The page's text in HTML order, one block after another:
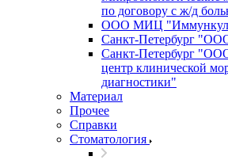
по договору с ж/д
ООО МИЦ
Санкт-Петербург
Санкт-Петербург
центр клинической
диагностики"
Материал
Прочее
Справки
Стоматология